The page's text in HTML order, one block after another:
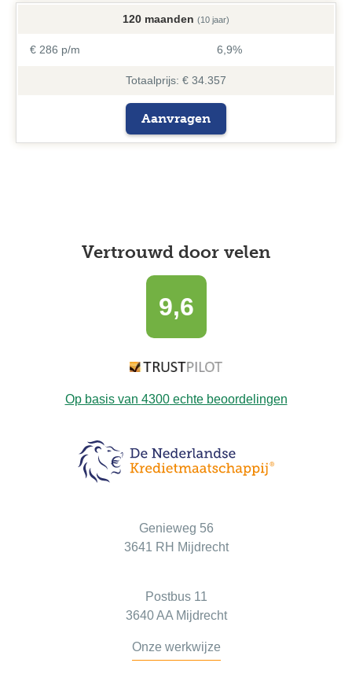
120 maanden (10 jaar)
€ 286 p/m 6,9%
Totaalprijs: € 34.357
Aanvragen
Vertrouwd door velen
9,6
Op basis van 4300echte beoordelingen
Genieweg 56
3641 RH Mijdrecht
Postbus 11
3640 AA Mijdrecht
Onze werkwijze